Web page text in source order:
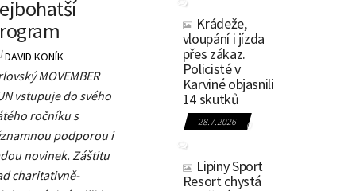
DAVID KONÍK
MOVEMBER
vstupuje do svého
ročníku s
podporou i
novinek. Záštitu
charitativně-
Krádeže,
vloupání i jízda
přes zákaz.
Policisté v
Karviné objasnili
14 skutků
28.7.2026 0
Lipiny Sport
Resort chystá